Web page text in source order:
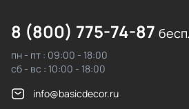
8 (800) 775-74-87
пн - пт : 09:00 - 18:00
сб - вс : 10:00 - 18:00
info@basicdecor.ru